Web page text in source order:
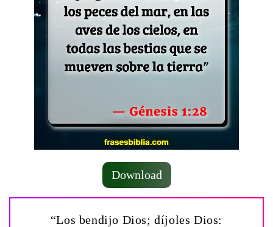
Download
“Los bendijo Dios; díjoles Dios: